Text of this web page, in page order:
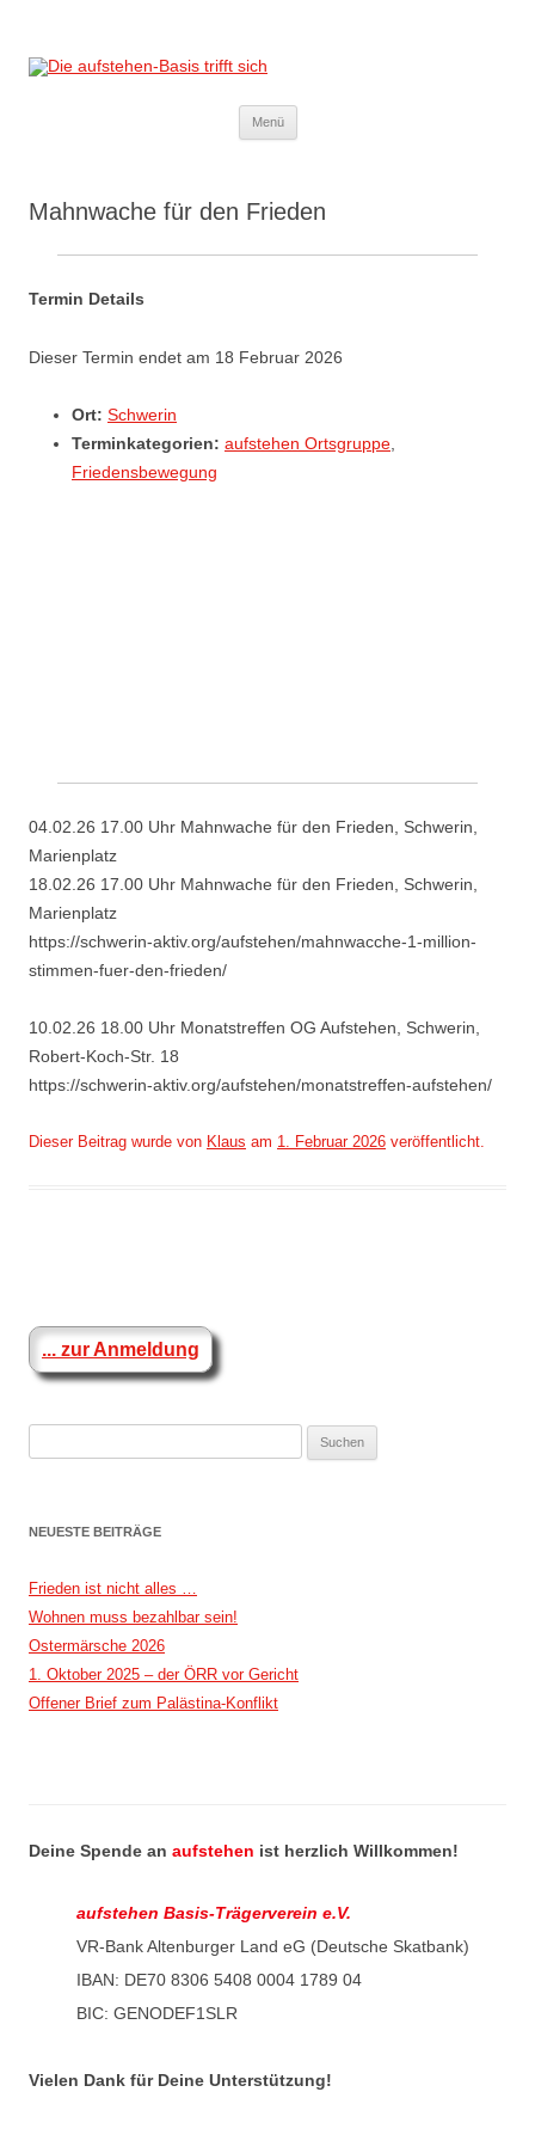
Menü
Mahnwache für den Frieden
Termin Details
Dieser Termin endet am 18 Februar 2026
Ort: Schwerin
Terminkategorien: aufstehen Ortsgruppe
Friedensbewegung
04.02.26 17.00 Uhr Mahnwache für den Frieden, Schwerin,
Marienplatz
18.02.26 17.00 Uhr Mahnwache für den Frieden, Schwerin,
Marienplatz
https://schwerin-aktiv.org/aufstehen/mahnwacche-1-million-
stimmen-fuer-den-frieden/
10.02.26 18.00 Uhr Monatstreffen OG Aufstehen, Schwerin,
Robert-Koch-Str. 18
https://schwerin-aktiv.org/aufstehen/monatstreffen-aufstehen/
Dieser Beitrag wurde von Klaus am 1. Februar 2026 veröffentlicht.
... zur Anmeldung
NEUESTE BEITRÄGE
Frieden ist nicht alles …
Wohnen muss bezahlbar sein!
Ostermärsche 2026
1. Oktober 2025 – der ÖRR vor Gericht
Offener Brief zum Palästina-Konflikt
Deine Spende an aufstehen ist herzlich Willkommen!
aufstehen Basis-Trägerverein e.V.
VR-Bank Altenburger Land eG (Deutsche Skatbank)
IBAN: DE70 8306 5408 0004 1789 04
BIC: GENODEF1SLR
Vielen Dank für Deine Unterstützung!